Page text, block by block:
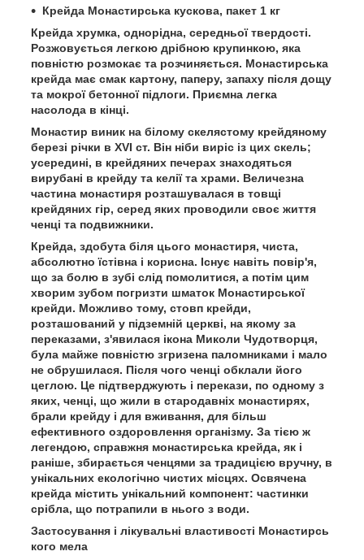
Крейда Монастирська кускова, пакет 1 кг
Крейда хрумка, однорідна, середньої твердості.
Розжовується легкою дрібною крупинкою, яка
повністю розмокає та розчиняється. Монастирська
крейда має смак картону, паперу, запаху після дощу
та мокрої бетонної підлоги. Приємна легка
насолода в кінці.
Монастир виник на білому скелястому крейдяному
березі річки в XVI ст. Він ніби виріс із цих скель;
усередині, в крейдяних печерах знаходяться
вирубані в крейду та келії та храми. Величезна
частина монастиря розташувалася в товщі
крейдяних гір, серед яких проводили своє життя
ченці та подвижники.
Крейда, здобута біля цього монастиря, чиста,
абсолютно їстівна і корисна. Існує навіть повір'я,
що за болю в зубі слід помолитися, а потім цим
хворим зубом погризти шматок Монастирської
крейди. Можливо тому, стовп крейди,
розташований у підземній церкві, на якому за
переказами, з'явилася ікона Миколи Чудотворця,
була майже повністю згризена паломниками і мало
не обрушилася. Після чого ченці обклали його
цеглою. Це підтверджують і перекази, по одному з
яких, ченці, що жили в стародавніх монастирях,
брали крейду і для вживання, для більш
ефективного оздоровлення організму. За тією ж
легендою, справжня монастирська крейда, як і
раніше, збирається ченцями за традицією вручну, в
унікальних екологічно чистих місцях. Освячена
крейда містить унікальний компонент: частинки
срібла, що потрапили в нього з води.
Застосування і лікувальні властивості Монастирсь
кого мела